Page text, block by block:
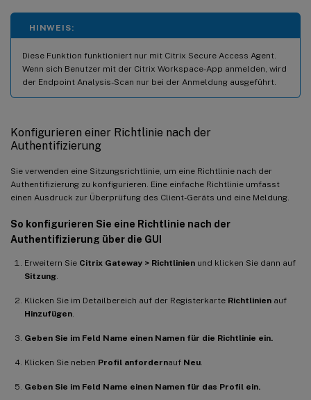
HINWEIS:
Diese Funktion funktioniert nur mit Citrix Secure Access Agent.
Wenn sich Benutzer mit der Citrix Workspace-App anmelden, wird
der Endpoint Analysis-Scan nur bei der Anmeldung ausgeführt.
Konfigurieren einer Richtlinie nach der
Authentifizierung
Sie verwenden eine Sitzungsrichtlinie, um eine Richtlinie nach der
Authentifizierung zu konfigurieren. Eine einfache Richtlinie umfasst
einen Ausdruck zur Überprüfung des Client-Geräts und eine Meldung.
So konfigurieren Sie eine Richtlinie nach der
Authentifizierung über die GUI
Erweitern Sie Citrix Gateway > Richtlinien und klicken Sie dann auf
Sitzung
Klicken Sie im Detailbereich auf der Registerkarte Richtlinien auf
Hinzufügen
Geben Sie im Feld Name einen Namen für die Richtlinie ein.
Klicken Sie neben Profil anfordernauf Neu
Geben Sie im Feld Name einen Namen für das Profil ein.